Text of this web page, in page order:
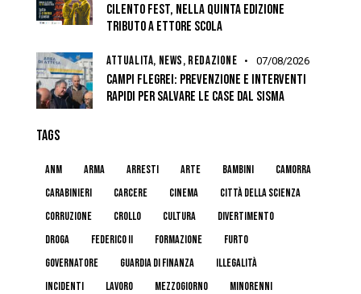
CILENTO FEST, NELLA QUINTA EDIZIONE
TRIBUTO A ETTORE SCOLA
ATTUALITÀ, NEWS, REDAZIONE 07/08/2026
CAMPI FLEGREI: PREVENZIONE E INTERVENTI
RAPIDI PER SALVARE LE CASE DAL SISMA
TAGS
anm arma arresti arte bambini
camorra
carabinieri
carcere cinema
Città della Scienza
corruzione
crollo cultura
divertimento
droga
federico II formazione
furto
governatore
guardia di finanza
illegalità
incidenti
lavoro mezzogiorno
minorenni